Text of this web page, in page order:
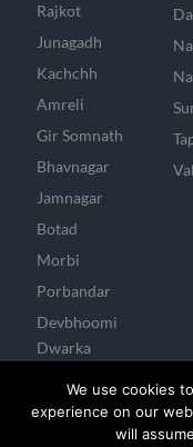
Rajkot
Junagadh
Kachchh
Amreli
Gir Somnath
Bhavnagar
Jamnagar
Botad
Morbi
Porbandar
Devbhoomi
Dwarka
We use cookies
experience on our
will